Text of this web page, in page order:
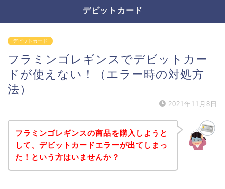
デビットカード
デビットカード
フラミンゴレギンスでデビットカー
ドが使えない！（エラー時の対処方
法）
2021年11月8日
フラミンゴレギンスの商品を購入しようと
して、デビットカードエラーが出てしまっ
た！という方はいませんか？